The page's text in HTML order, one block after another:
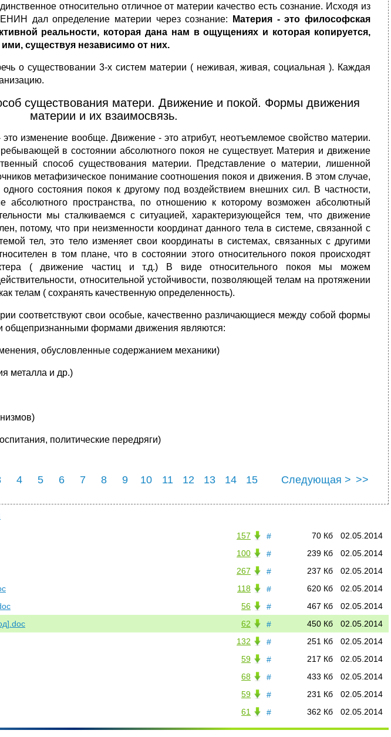
относительно отличное от материи качество есть сознание. Исходя из
дал определение материи через сознание:
Материя - это философская
реальности, которая дана нам в ощущениях и которая копируется,
существуя независимо от них.
о существовании 3-х систем материи ( неживая, живая, социальная ). Каждая
существования матери. Движение и покой. Формы движения
материи и их взаимосвязь.
изменение вообще. Движение - это атрибут, неотъемлемое свойство материи.
в состоянии абсолютного покоя не существует. Материя и движение
способ существования материи. Представление о материи, лишенной
метафизическое понимание соотношения покоя и движения. В этом случае,
состояния покоя к другому под воздействием внешних сил. В частности,
абсолютного пространства, по отношению к которому возможен абсолютный
мы сталкиваемся с ситуацией, характеризующейся тем, что движение
потому, что при неизменности координат данного тела в системе, связанной с
тел, это тело изменяет свои координаты в системах, связанных с другими
в том плане, что в состоянии этого относительного покоя происходят
( движение частиц и т.д.) В виде относительного покоя мы можем
относительной устойчивости, позволяющей телам на протяжении
телам ( сохранять качественную определенность).
соответствуют свои особые, качественно различающиеся между собой формы
формами движения являются:
обусловленные содержанием механики)
металла и др.)
политические передряги)
4 5 6 7 8 9 10 11 12 13 14
15
Следующая > >>
# 02.05.2014
70 Кб
157
#
02.05.2014
239 Кб
100
#
02.05.2014
237 Кб
267
#
02.05.2014
620 Кб
118
#
02.05.2014
467 Кб
56
#
02.05.2014
450 Кб
62
#
02.05.2014
251 Кб
132
#
02.05.2014
217 Кб
59
#
02.05.2014
433 Кб
68
#
02.05.2014
231 Кб
59
#
02.05.2014
362 Кб
61